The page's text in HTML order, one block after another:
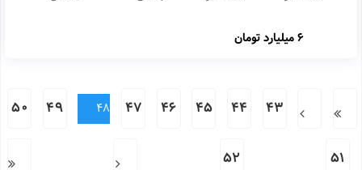
6 میلیارد تومان
43
44
45
46
47
48
49
50
51
52